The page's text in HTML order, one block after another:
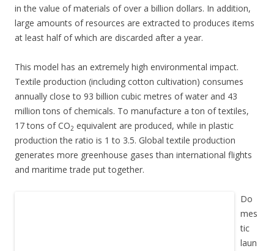
in the value of materials of over a billion dollars. In addition,
large amounts of resources are extracted to produces items
at least half of which are discarded after a year.
This model has an extremely high environmental impact.
Textile production (including cotton cultivation) consumes
annually close to 93 billion cubic metres of water and 43
million tons of chemicals. To manufacture a ton of textiles,
17 tons of CO2 equivalent are produced, while in plastic
production the ratio is 1 to 3.5. Global textile production
generates more greenhouse gases than international flights
and maritime trade put together.
Do
mes
tic
laun